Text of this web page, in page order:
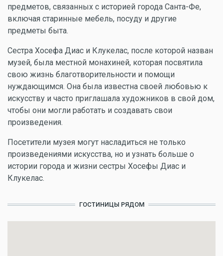
предметов, связанных с историей города Санта-Фе,
включая старинные мебель, посуду и другие
предметы быта.
Сестра Хосефа Диас и Клукелас, после которой назван
музей, была местной монахиней, которая посвятила
свою жизнь благотворительности и помощи
нуждающимся. Она была известна своей любовью к
искусству и часто приглашала художников в свой дом,
чтобы они могли работать и создавать свои
произведения.
Посетители музея могут насладиться не только
произведениями искусства, но и узнать больше о
истории города и жизни сестры Хосефы Диас и
Клукелас.
ГОСТИНИЦЫ РЯДОМ